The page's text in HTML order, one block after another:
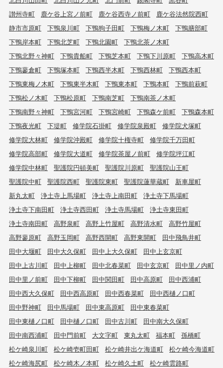
讃州寺町
鹿ケ谷上宮ノ前町 鹿ケ谷西寺ノ前町
鹿ケ谷法然院西町
静市市原町
下鴨泉川町 下鴨狗子田町 下鴨梅ノ木町
下鴨膳部町
下鴨岸本町
下鴨北芝町 下鴨北園町
下鴨北茶ノ木町
下鴨北野々神町
下鴨貴船町 下鴨芝本町 下鴨下川原町
下鴨高木町
下鴨蓼倉町
下鴨塚本町 下鴨西半木町 下鴨西林町
下鴨西本町
下鴨東梅ノ木町
下鴨東半木町 下鴨東本町 下鴨本町
下鴨前萩町
下鴨松ノ木町
下鴨松原町 下鴨南芝町
下鴨南茶ノ木町
下鴨南野々神町
下鴨宮河町 下鴨宮崎町 下鴨森ケ前町
下鴨森本町
下鴨夜光町
下堤町 修学院石掛町 修学院泉殿町
修学院犬塚町
修学院大林町
修学院沖殿町 修学院十権寺町
修学院千万田町
修学院高部町
修学院大道町 修学院茶屋ノ前町
修学院坪江町
修学院中林町
聖護院円頓美町 聖護院川原町
聖護院山王町
聖護院中町
聖護院西町 聖護院東町 聖護院蓮華蔵町
新車屋町
新丸太町
浄土寺上馬場町 浄土寺上南田町
浄土寺下馬場町
浄土寺下南田町
浄土寺西田町 浄土寺馬場町
浄土寺東田町
浄土寺南田町
高野泉町 高野上竹屋町 高野清水町
高野竹屋町
高野蓼原町
高野玉岡町 高野西開町 高野東開町
田中飛鳥井町
田中大堰町
田中大久保町 田中上大久保町
田中上玄京町
田中上古川町
田中上柳町 田中北春菜町 田中玄京町
田中里ノ内町
田中里ノ前町
田中下柳町 田中関田町 田中高原町
田中西浦町
田中西大久保町
田中西高原町 田中西春菜町
田中西樋ノ口町
田中野神町
田中馬場町 田中東高原町
田中東春菜町
田中東樋ノ口町
田中樋ノ口町 田中古川町
田中南大久保町
田中南西浦町
田中門前町 大文字町 東丸太町 福本町
孫橋町
松ケ崎泉川町
松ケ崎壱町田町 松ケ崎井出ケ海道町
松ケ崎今海道町
松ケ崎海尻町
松ケ崎木ノ本町 松ケ崎久土町
松ケ崎雲路町